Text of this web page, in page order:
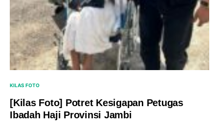
KILAS FOTO
[Kilas Foto] Potret Kesigapan Petugas
Ibadah Haji Provinsi Jambi